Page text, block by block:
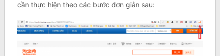
cần thực hiện theo các bước đơn giản sau: